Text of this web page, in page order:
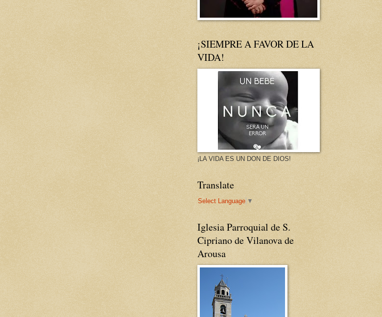
¡SIEMPRE A FAVOR DE LA
VIDA!
¡LA VIDA ES UN DON DE DIOS!
Translate
Select Language ▼
Iglesia Parroquial de S.
Cipriano de Vilanova de
Arousa